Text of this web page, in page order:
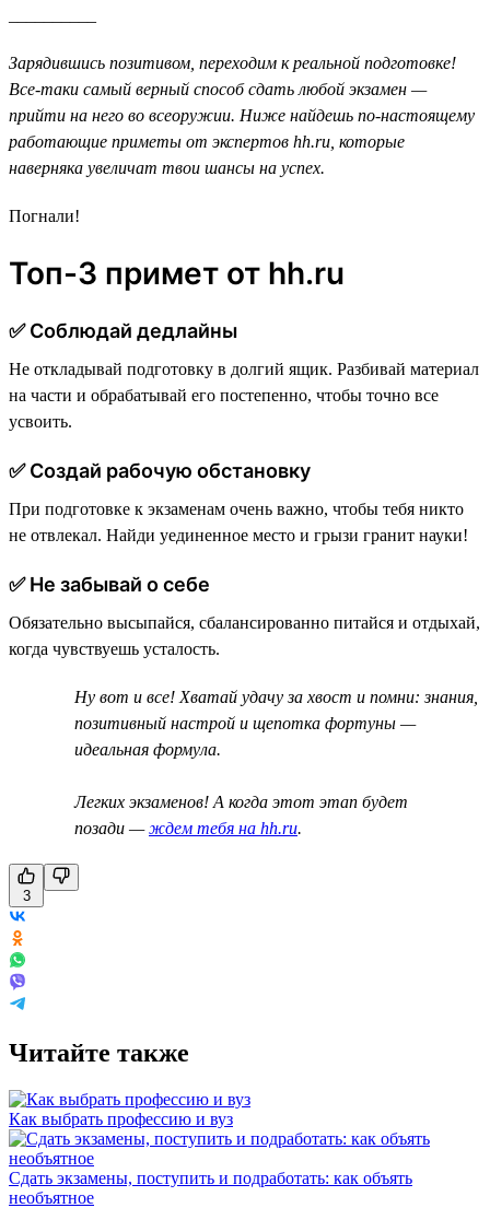
Зарядившись позитивом, переходим к реальной подготовке!
Все-таки самый верный способ сдать любой экзамен —
прийти на него во всеоружии. Ниже найдешь по-настоящему
работающие приметы от экспертов hh.ru, которые
наверняка увеличат твои шансы на успех.
Погнали!
Топ-3 примет от hh.ru
✅ Cоблюдай дедлайны
Не откладывай подготовку в долгий ящик. Разбивай материал
на части и обрабатывай его постепенно, чтобы точно все
усвоить.
✅ Создай рабочую обстановку
При подготовке к экзаменам очень важно, чтобы тебя никто
не отвлекал. Найди уединенное место и грызи гранит науки!
✅ Не забывай о себе
Обязательно высыпайся, сбалансированно питайся и отдыхай,
когда чувствуешь усталость.
Ну вот и все! Хватай удачу за хвост и помни: знания,
позитивный настрой и щепотка фортуны —
идеальная формула.
Легких экзаменов! А когда этот этап будет
позади —ждем тебя на hh.ru.
3
Читайте также
Как выбрать профессию и вуз
Сдать экзамены, поступить и подработать: как объять
необъятное